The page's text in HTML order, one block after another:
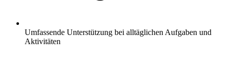
Umfassende Unterstützung bei alltäglichen Aufgaben und
Aktivitäten